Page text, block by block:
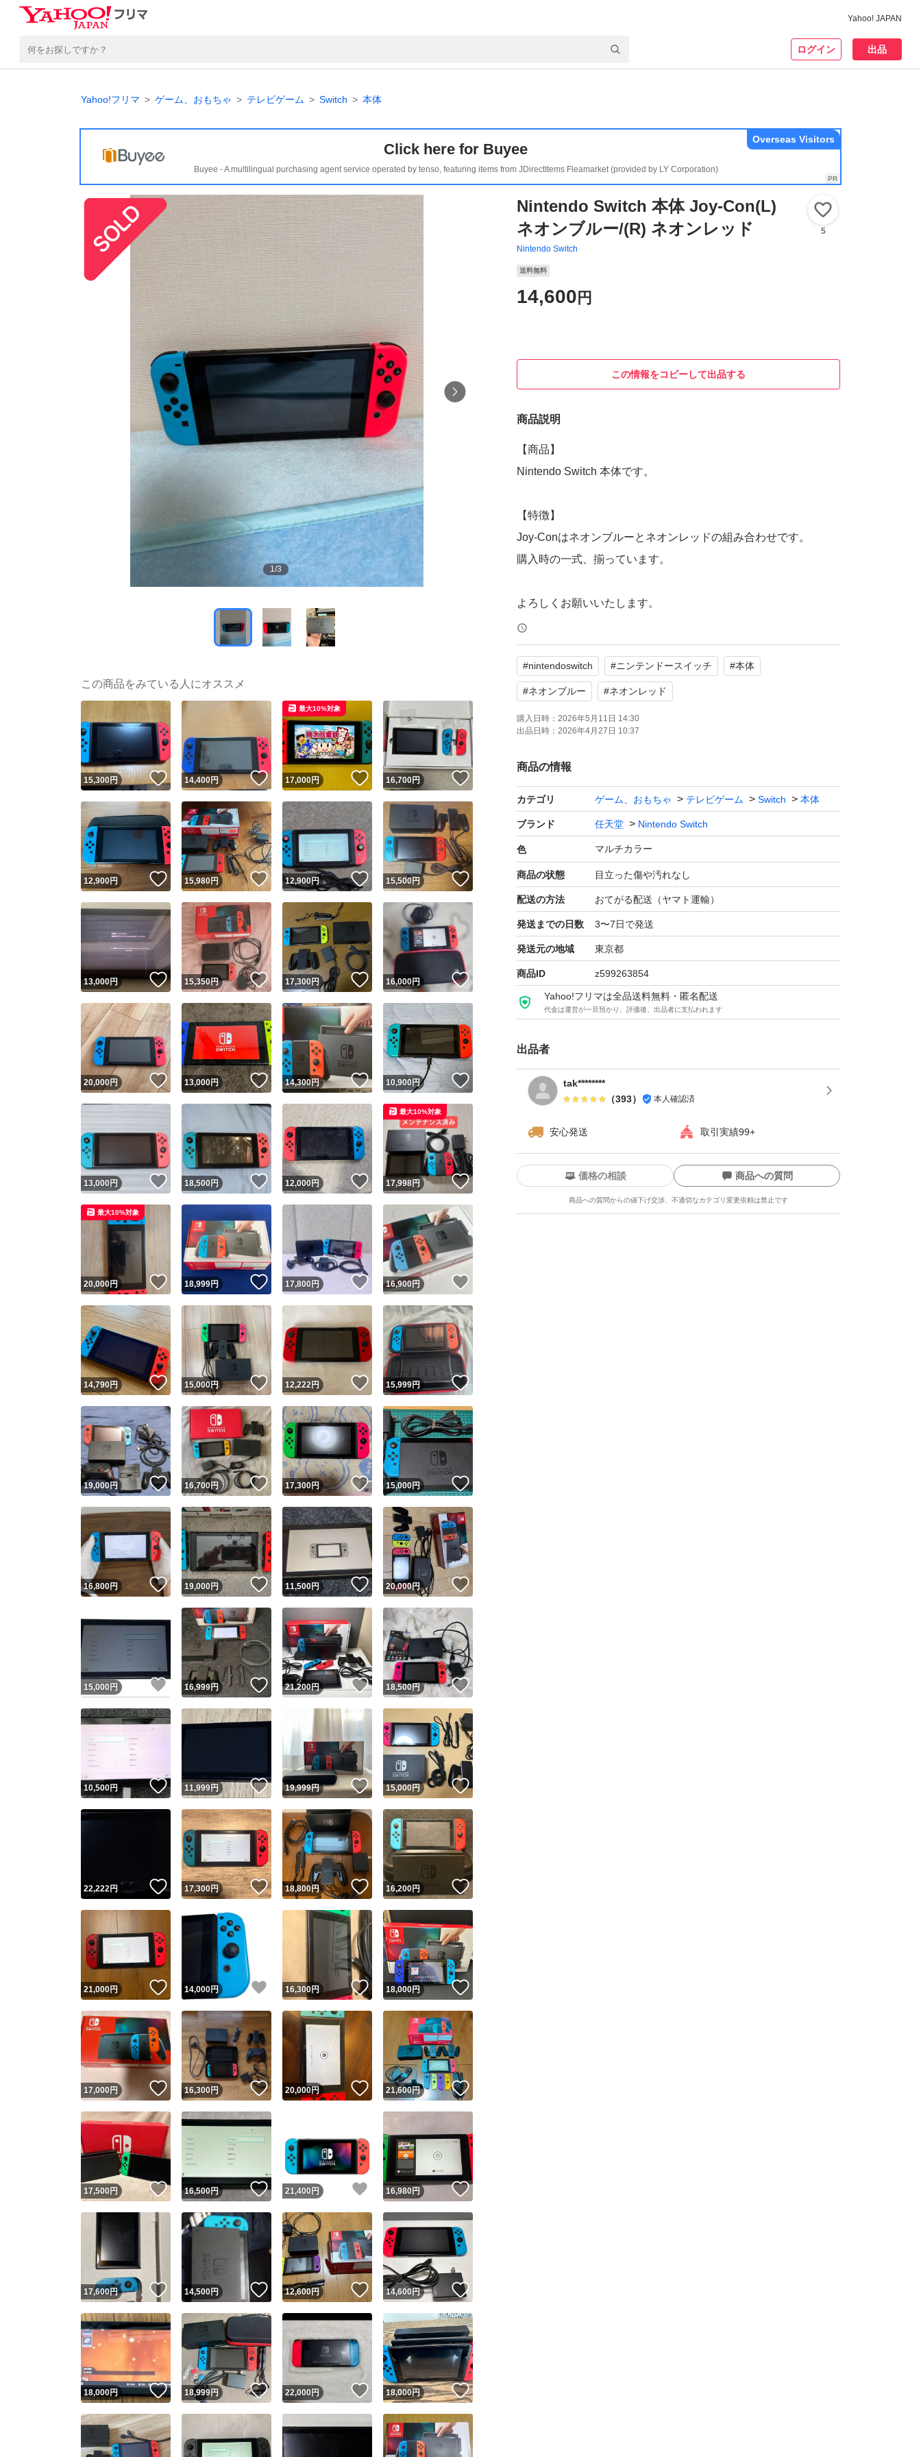
Yahoo! JAPAN
ログイン 出品
Yahoo!フリマ ゲーム、おもちゃ テレビゲーム Switch 本体
Click here for Buyee
Buyee - A multilingual purchasing agent service operated by tenso, featuring items from JDirectItems Fleamarket (provided by LY Corporation)
Overseas Visitors
1/3
Nintendo Switch 本体 Joy-Con(L)
ネオンブルー/(R) ネオンレッド
Nintendo Switch
5
送料無料
14,600 円
この情報をコピーして出品する
商品説明
【商品】
Nintendo Switch 本体です。
【特徴】
Joy-Conはネオンブルーとネオンレッドの組み合わせです。
購入時の一式、揃っています。
よろしくお願いいたします。
#nintendoswitch #ニンテンドースイッチ #本体
#ネオンブルー #ネオンレッド
購入日時： 2026年5月11日 14:30
出品日時： 2026年4月27日 10:37
商品の情報
カテゴリ ゲーム、おもちゃ テレビゲーム Switch 本体
ブランド 任天堂 Nintendo Switch
色 マルチカラー
商品の状態 目立った傷や汚れなし
配送の方法 おてがる配送（ヤマト運輸）
発送までの日数 3〜7日で発送
発送元の地域 東京都
商品ID z599263854
Yahoo!フリマは全品送料無料・匿名配送
代金は運営が一旦預かり、評価後、出品者に支払われます
出品者
tak********
（393） 本人確認済
安心発送 取引実績99+
ユーザーの実績について
Yahoo!フリマが定めた一定の基準を満たしたユーザーにバッジを付与しています
安心取引出品者
安心取引出品者 Yahoo!フリマの基準をクリアした安心・安全なユーザーです
取引実績
取引実績◯+ このユーザーはYahoo!フリマの取引を完了させた実績があります
他フリマ実績◯+ このユーザーは他フリマサービスでの取引実績があります
スピード&安心発送
※このバッジは実績に基づく表示であり、発送を保証しているものではありません
スピード＆安心発送
このユーザーは高頻度で24時間以内＆設定した発送日数内に発送してい
ます
スピード発送 このユーザーは高頻度で24時間以内に発送しています
安心発送 このユーザーは設定した発送日数内に発送しています
価格の相談 商品への質問
商品への質問からの値下げ交渉、不適切なカテゴリ変更依頼は禁止です
この商品の情報をコピーします
商品画像の無断転載は禁止されています
コピーは1商品につき1回 です
出品ページへ
キャンセル
この商品をみている人にオススメ
15,300円 いいね！
14,400円 いいね！
17,000円 いいね！
最大10%対象
16,700円
12,900円 いいね！
15,980円 いいね！
12,900円 いいね！
15,500円 いいね！
13,000円 いいね！
15,350円 いいね！
17,300円 いいね！
16,000円 いいね！
20,000円 いいね！
13,000円 いいね！
14,300円 いいね！
10,900円
13,000円 いいね！
18,500円 いいね！
12,000円 いいね！
17,998円 いいね！
最大10%対象
20,000円 いいね！
最大10%対象
18,999円 いいね！
17,800円 いいね！
16,900円
14,790円 いいね！
15,000円 いいね！
12,222円 いいね！
15,999円 いいね！
19,000円 いいね！
16,700円 いいね！
17,300円 いいね！
15,000円 いいね！
16,800円 いいね！
19,000円 いいね！
11,500円 いいね！
20,000円 いいね！
15,000 円 いいね！
16,999円 いいね！
21,200円 いいね！
18,500円 いいね！
10,500円 いいね！
11,999円 いいね！
19,999円 いいね！
15,000円 いいね！
22,222円 いいね！
17,300円 いいね！
18,800円 いいね！
16,200円 いいね！
21,000円 いいね！
14,000円 いいね！
16,300円 いいね！
18,000円
17,000円 いいね！
16,300円 いいね！
20,000円 いいね！
21,600円
17,500 円 いいね！
16,500円 いいね！
21,400 円 いいね！
16,980円 いいね！
17,600円 いいね！
14,500円 いいね！
12,600円 いいね！
14,600円
18,000円 いいね！
18,999円 いいね！
22,000円 いいね！
18,000円 いいね！